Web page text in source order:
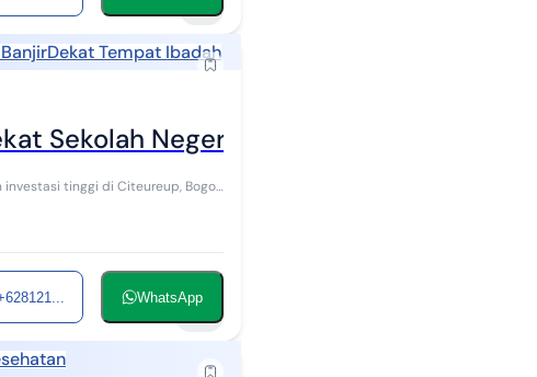
Dekat Tempat Ibadah
Sekolah Negeri, Ada di Lingkungan Islami,
tinggi di Citeureup, Bogor.
WhatsApp